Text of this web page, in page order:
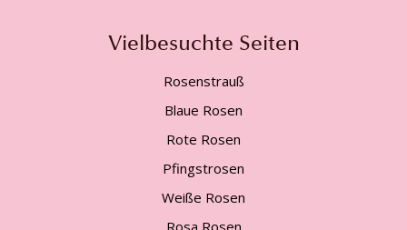
Vielbesuchte Seiten
Rosenstrauß
Blaue Rosen
Rote Rosen
Pfingstrosen
Weiße Rosen